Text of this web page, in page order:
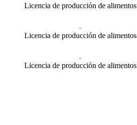
Licencia de producción de alimentos
Licencia de producción de alimentos
Licencia de producción de alimentos